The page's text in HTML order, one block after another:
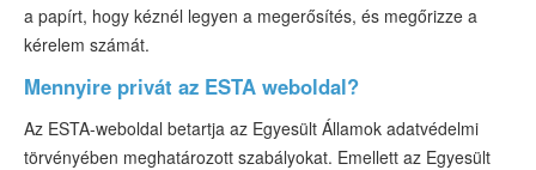
a papírt, hogy kéznél legyen a megerősítés, és megőrizze a
kérelem számát.
Mennyire privát az ESTA weboldal?
Az ESTA-weboldal betartja az Egyesült Államok adatvédelmi
törvényében meghatározott szabályokat. Emellett az Egyesült